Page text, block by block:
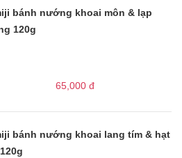
bánh nướng khoai môn & lạp
120g
65,000 đ
bánh nướng khoai lang tím & hạt